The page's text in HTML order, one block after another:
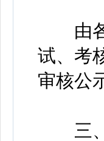
由各
试、考
审核公
三、